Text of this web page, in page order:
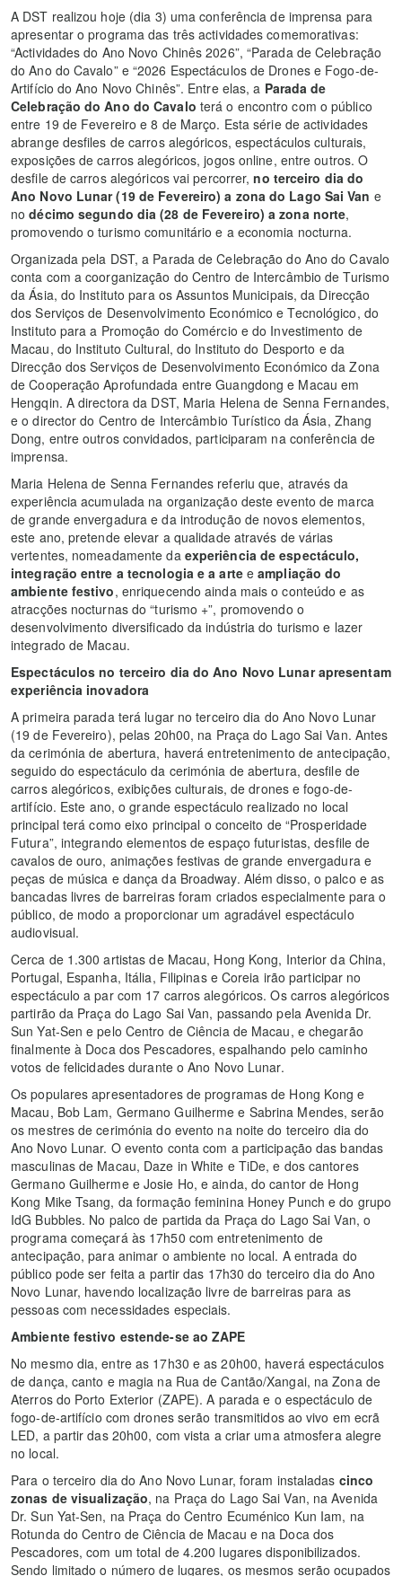
A DST realizou hoje (dia 3) uma conferência de imprensa para
apresentar o programa das três actividades comemorativas:
“Actividades do Ano Novo Chinês 2026”, “Parada de Celebração
do Ano do Cavalo” e “2026 Espectáculos de Drones e Fogo-de-
Artifício do Ano Novo Chinês”. Entre elas, a Parada de
Celebração do Ano do Cavalo terá o encontro com o público
entre 19 de Fevereiro e 8 de Março. Esta série de actividades
abrange desfiles de carros alegóricos, espectáculos culturais,
exposições de carros alegóricos, jogos online, entre outros. O
desfile de carros alegóricos vai percorrer,no terceiro dia do
Ano Novo Lunar (19 de Fevereiro) a zona do Lago Sai Van e
nodécimo segundo dia (28 de Fevereiro) a zona norte,
promovendo o turismo comunitário e a economia nocturna.
Organizada pela DST, a Parada de Celebração do Ano do Cavalo
conta com a coorganização do Centro de Intercâmbio de Turismo
da Ásia, do Instituto para os Assuntos Municipais, da Direcção
dos Serviços de Desenvolvimento Económico e Tecnológico, do
Instituto para a Promoção do Comércio e do Investimento de
Macau, do Instituto Cultural, do Instituto do Desporto e da
Direcção dos Serviços de Desenvolvimento Económico da Zona
de Cooperação Aprofundada entre Guangdong e Macau em
Hengqin. A directora da DST, Maria Helena de Senna Fernandes,
e o director do Centro de Intercâmbio Turístico da Ásia, Zhang
Dong, entre outros convidados, participaram na conferência de
imprensa.
Maria Helena de Senna Fernandes referiu que, através da
experiência acumulada na organização deste evento de marca
de grande envergadura e da introdução de novos elementos,
este ano, pretende elevar a qualidade através de várias
vertentes, nomeadamente da experiência de espectáculo,
integração entre a tecnologia e a arteeampliação do
ambiente festivo, enriquecendo ainda mais o conteúdo e as
atracções nocturnas do “turismo +”, promovendo o
desenvolvimento diversificado da indústria do turismo e lazer
integrado de Macau.
Espectáculos no terceiro dia do Ano Novo Lunar apresentam
experiência inovadora
A primeira parada terá lugar no terceiro dia do Ano Novo Lunar
(19 de Fevereiro), pelas 20h00, na Praça do Lago Sai Van. Antes
da cerimónia de abertura, haverá entretenimento de antecipação,
seguido do espectáculo da cerimónia de abertura, desfile de
carros alegóricos, exibições culturais, de drones e fogo-de-
artifício. Este ano, o grande espectáculo realizado no local
principal terá como eixo principal o conceito de “Prosperidade
Futura”, integrando elementos de espaço futuristas, desfile de
cavalos de ouro, animações festivas de grande envergadura e
peças de música e dança da Broadway. Além disso, o palco e as
bancadas livres de barreiras foram criados especialmente para o
público, de modo a proporcionar um agradável espectáculo
audiovisual.
Cerca de 1.300 artistas de Macau, Hong Kong, Interior da China,
Portugal, Espanha, Itália, Filipinas e Coreia irão participar no
espectáculo a par com 17 carros alegóricos. Os carros alegóricos
partirão da Praça do Lago Sai Van, passando pela Avenida Dr.
Sun Yat-Sen e pelo Centro de Ciência de Macau, e chegarão
finalmente à Doca dos Pescadores, espalhando pelo caminho
votos de felicidades durante o Ano Novo Lunar.
Os populares apresentadores de programas de Hong Kong e
Macau, Bob Lam, Germano Guilherme e Sabrina Mendes, serão
os mestres de cerimónia do evento na noite do terceiro dia do
Ano Novo Lunar. O evento conta com a participação das bandas
masculinas de Macau, Daze in White e TiDe, e dos cantores
Germano Guilherme e Josie Ho, e ainda, do cantor de Hong
Kong Mike Tsang, da formação feminina Honey Punch e do grupo
IdG Bubbles. No palco de partida da Praça do Lago Sai Van, o
programa começará às 17h50 com entretenimento de
antecipação, para animar o ambiente no local. A entrada do
público pode ser feita a partir das 17h30 do terceiro dia do Ano
Novo Lunar, havendo localização livre de barreiras para as
pessoas com necessidades especiais.
Ambiente festivo estende-se ao ZAPE
No mesmo dia, entre as 17h30 e as 20h00, haverá espectáculos
de dança, canto e magia na Rua de Cantão/Xangai, na Zona de
Aterros do Porto Exterior (ZAPE). A parada e o espectáculo de
fogo-de-artifício com drones serão transmitidos ao vivo em ecrã
LED, a partir das 20h00, com vista a criar uma atmosfera alegre
no local.
Para o terceiro dia do Ano Novo Lunar, foram instaladas cinco
zonas de visualização, na Praça do Lago Sai Van, na Avenida
Dr. Sun Yat-Sen, na Praça do Centro Ecuménico Kun Iam, na
Rotunda do Centro de Ciência de Macau e na Doca dos
Pescadores, com um total de 4.200 lugares disponibilizados.
Sendo limitado o número de lugares, os mesmos serão ocupados